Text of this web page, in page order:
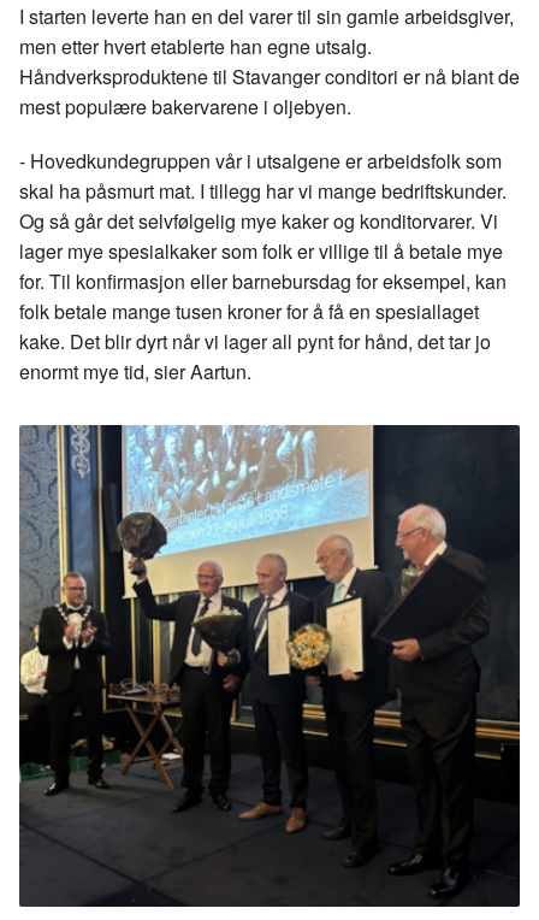
I starten leverte han en del varer til sin gamle arbeidsgiver,
men etter hvert etablerte han egne utsalg.
Håndverksproduktene til Stavanger conditori er nå blant de
mest populære bakervarene i oljebyen.
- Hovedkundegruppen vår i utsalgene er arbeidsfolk som
skal ha påsmurt mat. I tillegg har vi mange bedriftskunder.
Og så går det selvfølgelig mye kaker og konditorvarer. Vi
lager mye spesialkaker som folk er villige til å betale mye
for. Til konfirmasjon eller barnebursdag for eksempel, kan
folk betale mange tusen kroner for å få en spesiallaget
kake. Det blir dyrt når vi lager all pynt for hånd, det tar jo
enormt mye tid, sier Aartun.